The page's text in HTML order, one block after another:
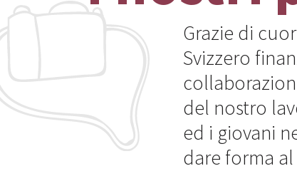
Grazie di
Svizzero
del nostro
ed i giovani
dare forma